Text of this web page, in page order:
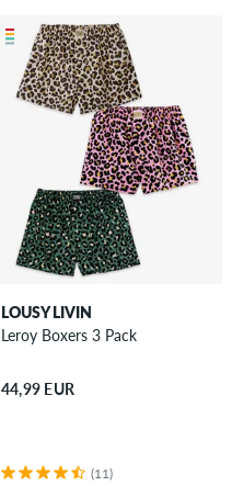
LOUSY LIVIN
Leroy Boxers 3 Pack
44,99 EUR
(11)